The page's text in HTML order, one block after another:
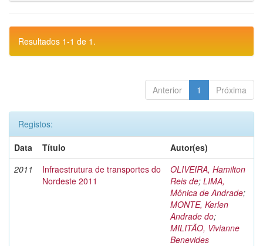
Resultados 1-1 de 1.
Anterior 1 Próxima
Registos:
Data
Título
Autor(es)
2011
Infraestrutura de transportes do
Nordeste 2011
OLIVEIRA, Hamilton
Reis de; LIMA,
Mônica de Andrade;
MONTE, Kerlen
Andrade do;
MILITÃO, Vivianne
Benevides